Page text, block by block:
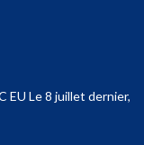
EU Le 8 juillet dernier,